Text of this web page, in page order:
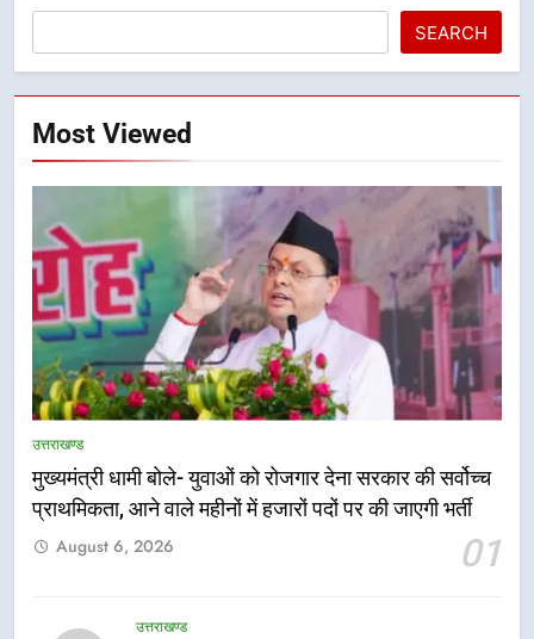
SEARCH
Most Viewed
उत्तराखण्ड
मुख्यमंत्री धामी बोले- युवाओं को रोजगार देना सरकार की सर्वोच्च
प्राथमिकता, आने वाले महीनों में हजारों पदों पर की जाएगी भर्ती
01
August 6, 2026
उत्तराखण्ड
एमडीडीए बोर्ड बैठक में 25 विकास प्रस्तावों